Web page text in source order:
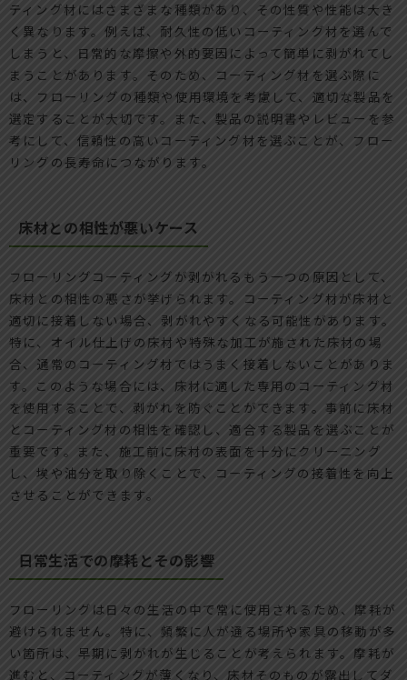
ティング材にはさまざまな種類があり、その性質や性能は大き
く異なります。例えば、耐久性の低いコーティング材を選んで
しまうと、日常的な摩擦や外的要因によって簡単に剥がれてし
まうことがあります。そのため、コーティング材を選ぶ際に
は、フローリングの種類や使用環境を考慮して、適切な製品を
選定することが大切です。また、製品の説明書やレビューを参
考にして、信頼性の高いコーティング材を選ぶことが、フロー
リングの長寿命につながります。
床材との相性が悪いケース
フローリングコーティングが剥がれるもう一つの原因として、
床材との相性の悪さが挙げられます。コーティング材が床材と
適切に接着しない場合、剥がれやすくなる可能性があります。
特に、オイル仕上げの床材や特殊な加工が施された床材の場
合、通常のコーティング材ではうまく接着しないことがありま
す。このような場合には、床材に適した専用のコーティング材
を使用することで、剥がれを防ぐことができます。事前に床材
とコーティング材の相性を確認し、適合する製品を選ぶことが
重要です。また、施工前に床材の表面を十分にクリーニング
し、埃や油分を取り除くことで、コーティングの接着性を向上
させることができます。
日常生活での摩耗とその影響
フローリングは日々の生活の中で常に使用されるため、摩耗が
避けられません。特に、頻繁に人が通る場所や家具の移動が多
い箇所は、早期に剥がれが生じることが考えられます。摩耗が
進むと、コーティングが薄くなり、床材そのものが露出してダ